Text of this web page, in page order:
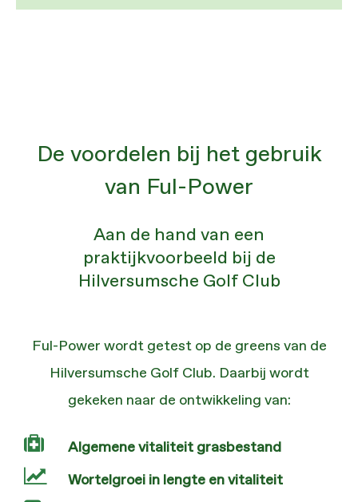
De voordelen bij het gebruik
van Ful-Power
Aan de hand van een
praktijkvoorbeeld bij de
Hilversumsche Golf Club
Ful-Power wordt getest op de greens van de
Hilversumsche Golf Club. Daarbij wordt
gekeken naar de ontwikkeling van:
Algemene vitaliteit grasbestand
Wortelgroei in lengte en vitaliteit